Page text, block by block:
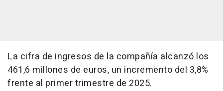
La cifra de ingresos de la compañía alcanzó los
461,6 millones de euros, un incremento del 3,8%
frente al primer trimestre de 2025.